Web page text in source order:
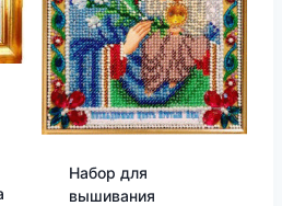
Набор для
вышивания